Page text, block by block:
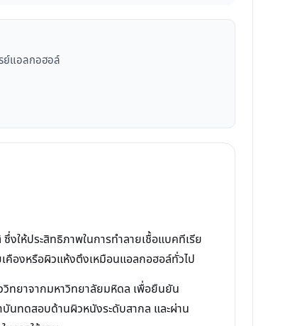
ย์แอลกอฮอล์
ให้ประสิทธิภาพในการทำลายเชื้อแบคทีเรีย
คืองหรือผิวแห้งตึงเหมือนแอลกอฮอล์ทั่วไป
ทยาจากมหาวิทยาลัยมหิดล เพื่อยืนยัน
นทดสอบด้านผิวหนังระดับสากล และผ่าน